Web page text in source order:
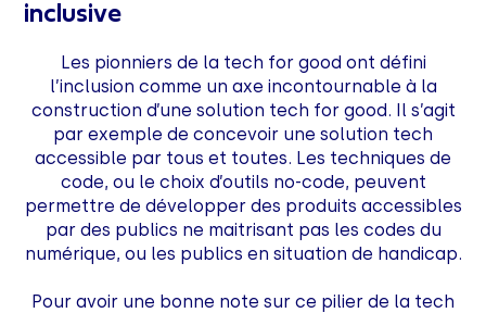
inclusive
Les pionniers de la tech for good ont défini
l’inclusion comme un axe incontournable à la
construction d’une solution tech for good. Il s’agit
par exemple de concevoir une solution tech
accessible par tous et toutes. Les techniques de
code, ou le choix d’outils no-code, peuvent
permettre de développer des produits accessibles
par des publics ne maitrisant pas les codes du
numérique, ou les publics en situation de handicap.
Pour avoir une bonne note sur ce pilier de la tech